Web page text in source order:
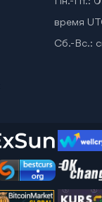
время
Сб.-Вс.: